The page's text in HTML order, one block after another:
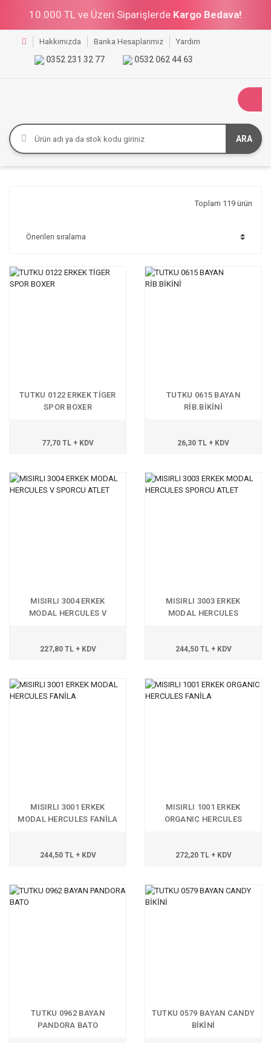
10.000 TL ve Üzeri Siparişlerde Kargo Bedava!
Hakkımızda Banka Hesaplarımız Yardım
0352 231 32 77 0532 062 44 63
ARA
Toplam 119 ürün
TUTKU 0122 ERKEK TİGER
SPOR BOXER
77,70 TL + KDV
TUTKU 0615 BAYAN
RİB.BİKİNİ
26,30 TL + KDV
MISIRLI 3004 ERKEK
MODAL HERCULES V
227,80 TL + KDV
MISIRLI 3003 ERKEK
MODAL HERCULES
244,50 TL + KDV
MISIRLI 3001 ERKEK
MODAL HERCULES FANİLA
244,50 TL + KDV
MISIRLI 1001 ERKEK
ORGANIC HERCULES
272,20 TL + KDV
TUTKU 0962 BAYAN
PANDORA BATO
TUTKU 0579 BAYAN CANDY
BİKİNİ